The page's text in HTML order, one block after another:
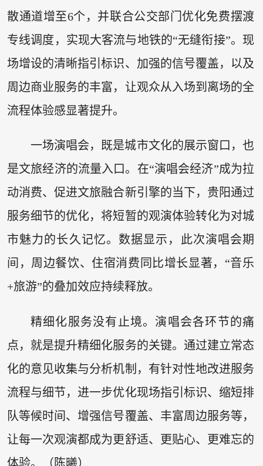
散通道增至6个，并联合公交部门优化免费摆渡
专线调度，实现大客流与地铁的“无缝衔接”。现
场增设的清晰指引标识、加强的信号覆盖，以及
周边商业服务的丰富，让观众从入场到离场的全
流程体验感显著提升。
一场演唱会，既是城市文化的展示窗口，也
是文旅经济的流量入口。在“演唱会经济”成为拉
动消费、促进文旅融合新引擎的当下，贵阳通过
服务细节的优化，将短暂的观演体验转化为对城
市魅力的长久记忆。数据显示，此次演唱会期
间，周边餐饮、住宿消费同比增长显著，“音乐
+旅游”的叠加效应持续释放。
精细化服务没有止境。演唱会各环节的痛
点，就是提升精细化服务的关键。通过建立常态
化的意见收集与分析机制，有针对性地改进服务
流程与细节，进一步优化现场指引标识、缩短排
队等候时间、增强信号覆盖、丰富周边服务等，
让每一次观演都成为更舒适、更贴心、更难忘的
体验。（陈曦）